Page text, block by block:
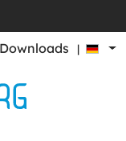
Downloads